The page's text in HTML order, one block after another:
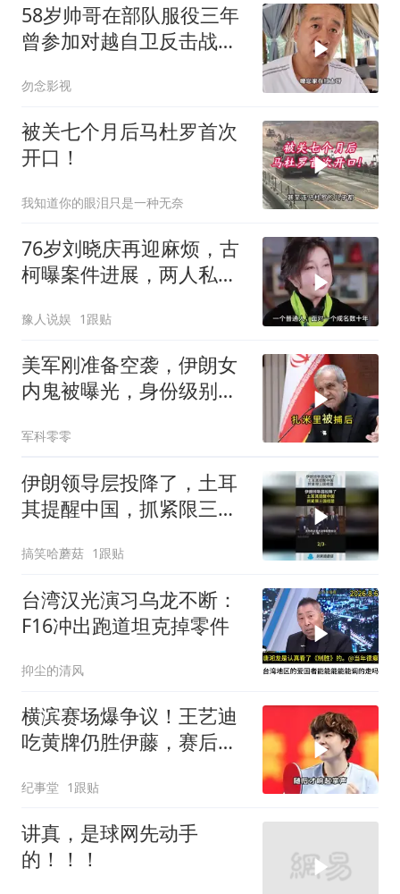
58岁帅哥在部队服役三年
曾参加对越自卫反击战讲
勿念影视
被关七个月后马杜罗首次
开口！
我知道你的眼泪只是一种无奈
76岁刘晓庆再迎麻烦，古
柯曝案件进展，两人私密
豫人说娱 1跟贴
美军刚准备空袭，伊朗女
内鬼被曝光，身份级别很
军科零零
伊朗领导层投降了，土耳
其提醒中国，抓紧限三国
搞笑哈蘑菇 1跟贴
台湾汉光演习乌龙不断：
F16冲出跑道坦克掉零件
抑尘的清风
横滨赛场爆争议！王艺迪
吃黄牌仍胜伊藤，赛后一
纪事堂 1跟贴
讲真，是球网先动手
的！！！